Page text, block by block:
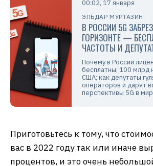
00:02, 17 января
ЭЛЬДАР МУРТАЗИН
В РОССИИ 5G
ГОРИЗОНТЕ —
ЧАСТОТЫ И
Почему в России
бесплатны; 100 млрд
США; как депутаты
операторов и дарят
перспективы 5G в
Приготовьтесь к тому, что
вас в 2022 году так или иначе
процентов, и это очень